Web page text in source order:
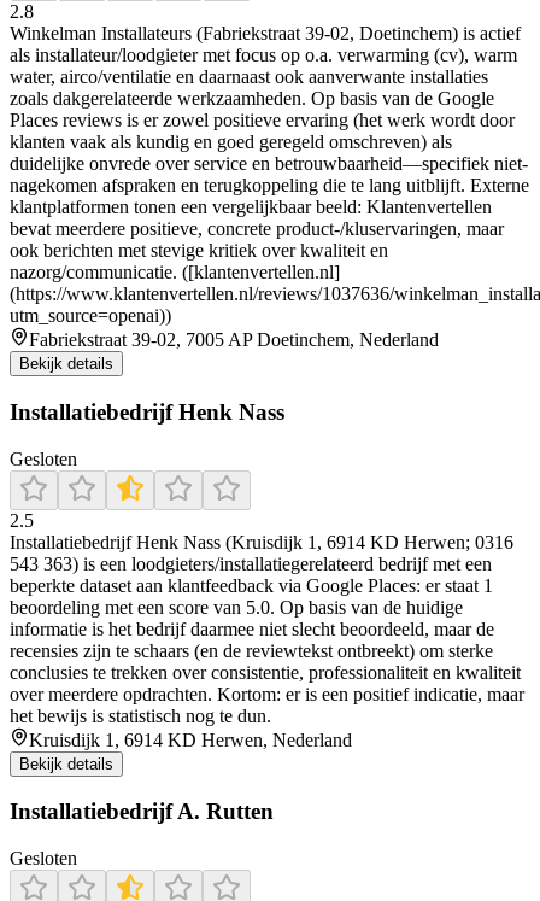
2.8
Winkelman Installateurs (Fabriekstraat 39-02, Doetinchem) is actief
als installateur/loodgieter met focus op o.a. verwarming (cv), warm
water, airco/ventilatie en daarnaast ook aanverwante installaties
zoals dakgerelateerde werkzaamheden. Op basis van de Google
Places reviews is er zowel positieve ervaring (het werk wordt door
klanten vaak als kundig en goed geregeld omschreven) als
duidelijke onvrede over service en betrouwbaarheid—specifiek niet-
nagekomen afspraken en terugkoppeling die te lang uitblijft. Externe
klantplatformen tonen een vergelijkbaar beeld: Klantenvertellen
bevat meerdere positieve, concrete product-/kluservaringen, maar
ook berichten met stevige kritiek over kwaliteit en
nazorg/communicatie. ([klantenvertellen.nl]
(https://www.klantenvertellen.nl/reviews/1037636/
utm_source=openai))
Fabriekstraat 39-02, 7005 AP Doetinchem, Nederland
Bekijk details
Installatiebedrijf Henk Nass
Gesloten
2.5
Installatiebedrijf Henk Nass (Kruisdijk 1, 6914 KD Herwen; 0316
543 363) is een loodgieters/installatiegerelateerd bedrijf met een
beperkte dataset aan klantfeedback via Google Places: er staat 1
beoordeling met een score van 5.0. Op basis van de huidige
informatie is het bedrijf daarmee niet slecht beoordeeld, maar de
recensies zijn te schaars (en de reviewtekst ontbreekt) om sterke
conclusies te trekken over consistentie, professionaliteit en kwaliteit
over meerdere opdrachten. Kortom: er is een positief indicatie, maar
het bewijs is statistisch nog te dun.
Kruisdijk 1, 6914 KD Herwen, Nederland
Bekijk details
Installatiebedrijf A. Rutten
Gesloten